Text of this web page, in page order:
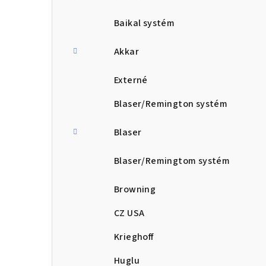
Baikal systém
Akkar
Externé
Blaser/Remington systém
Blaser
Blaser/Remingtom systém
Browning
CZ USA
Krieghoff
Huglu